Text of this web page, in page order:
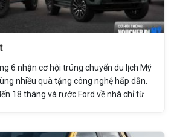
6 nhận cơ hội trúng chuyến du lịch Mỹ
nhiều quà tặng công nghệ hấp dẫn.
18 tháng và rước Ford về nhà chỉ từ